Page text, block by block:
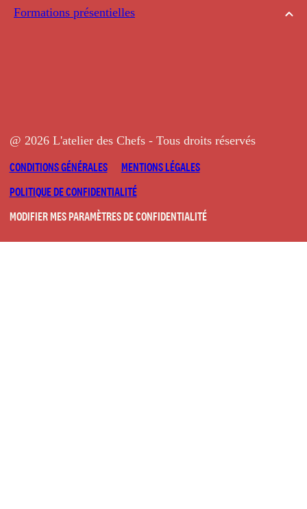
Formations présentielles
@ 2026 L'atelier des Chefs - Tous droits réservés
CONDITIONS GÉNÉRALES
MENTIONS LÉGALES
POLITIQUE DE CONFIDENTIALITÉ
MODIFIER MES PARAMÈTRES DE CONFIDENTIALITÉ